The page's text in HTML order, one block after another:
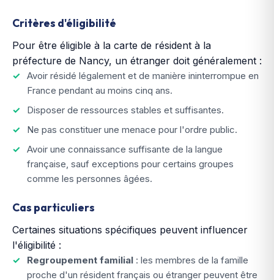
Critères d'éligibilité
Pour être éligible à la carte de résident à la
préfecture de Nancy, un étranger doit généralement :
Avoir résidé légalement et de manière ininterrompue en
France pendant au moins cinq ans.
Disposer de ressources stables et suffisantes.
Ne pas constituer une menace pour l'ordre public.
Avoir une connaissance suffisante de la langue
française, sauf exceptions pour certains groupes
comme les personnes âgées.
Cas particuliers
Certaines situations spécifiques peuvent influencer
l'éligibilité :
Regroupement familial : les membres de la famille
proche d'un résident français ou étranger peuvent être